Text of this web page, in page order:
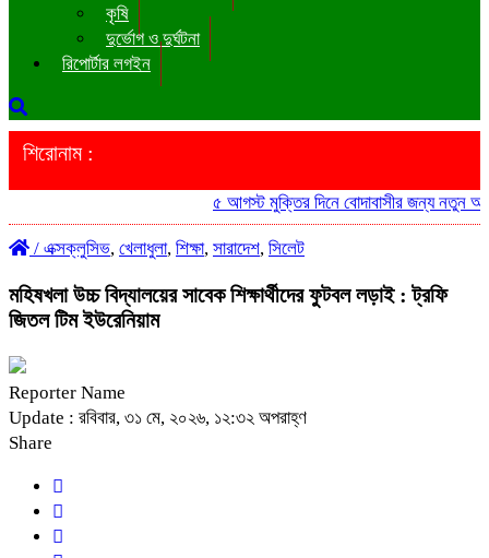
কৃষি
দুর্ভোগ ও দুর্ঘটনা
রিপোর্টার লগইন
শিরোনাম :
৫ আগস্ট মুক্তির দিনে বোদাবাসীর জন্য নতুন আনন্দ
/ এক্সক্লুসিভ, খেলাধুলা, শিক্ষা, সারাদেশ, সিলেট
মহিষখলা উচ্চ বিদ্যালয়ের সাবেক শিক্ষার্থীদের ফুটবল লড়াই : ট্রফি
জিতল টিম ইউরেনিয়াম
Reporter Name
Update : রবিবার, ৩১ মে, ২০২৬, ১২:৩২ অপরাহ্ণ
Share